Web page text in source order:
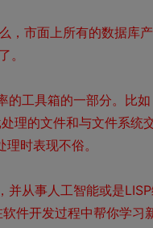
，市面上所有的数据库产
。
工具箱的一部分。比如
理的文件和与文件系统
时表现不俗。
并从事人工智能或是
件开发过程中帮你学习